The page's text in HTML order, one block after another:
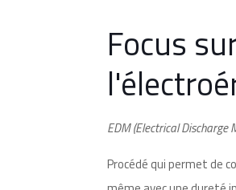
Focus
EDM (ElectricalDischarge
Procédé qui permet de